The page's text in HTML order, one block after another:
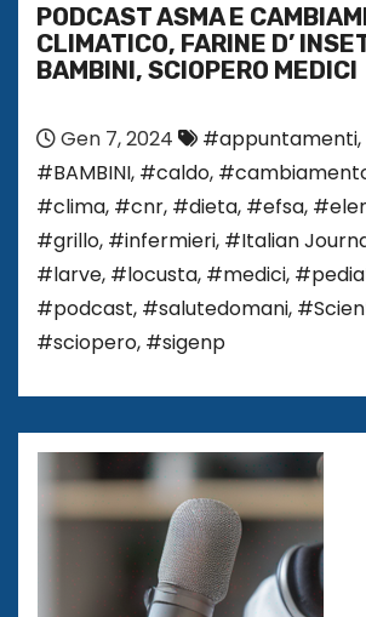
PODCAST ASMA E
CLIMATICO, FARINE D’
BAMBINI, SCIOPERO MEDICI
Gen 7, 2024 #appuntamenti,
#BAMBINI, #caldo,
#clima, #cnr, #dieta, #efsa,
#grillo, #infermieri, #Italian
#larve, #locusta, #medici,
#podcast, #salutedomani,
#sciopero, #sigenp